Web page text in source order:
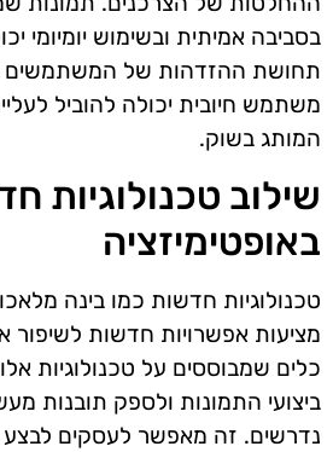
בסביבה אמיתית ובשימוש יומיומי
תחושת ההזדהות של המשתמשים
משתמש חיובית יכולה להוביל
המותג בשוק.
שילוב טכנולוגיות
באופטימיזציה
טכנולוגיות חדשות כמו בינה
מציעות אפשרויות חדשות לשיפור
כלים שמבוססים על טכנולוגיות
ביצועי התמונות ולספק תובנות
נדרשים. זה מאפשר לעסקים לבצע